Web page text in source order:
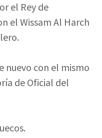
el Rey de
el Wissam Al Harch
nuevo con el mismo
de Oficial del